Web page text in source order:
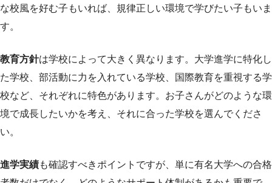
な校風を好む子もいれば、規律正しい環境で学びたい子もいま
す。
教育方針は学校によって大きく異なります。大学進学に特化し
た学校、部活動に力を入れている学校、国際教育を重視する学
校など、それぞれに特色があります。お子さんがどのような環
境で成長したいかを考え、それに合った学校を選んでくださ
い。
進学実績も確認すべきポイントですが、単に有名大学への合格